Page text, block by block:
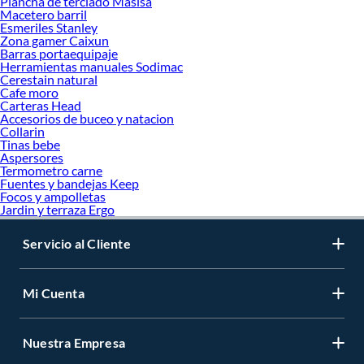
Macetero barril
Esmeriles Stanley
Zona gamer Caixun
Barras portaequipaje
Herramientas manuales Sodimac
Cerestain natural
Cafe moro
Carteras Head
Accesorios de buceo y natacion
Collarin
Tinas bebe
Aspersores
Termometro carne
Fuentes y bandejas Keep
Focos y ampolletas
Jardin y terraza Ergo
Servicio al Cliente
Mi Cuenta
Nuestra Empresa